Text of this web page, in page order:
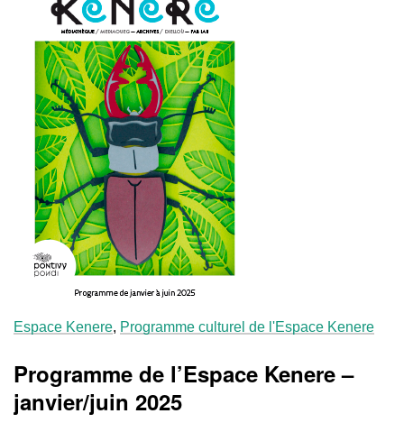
Espace Kenere, Programme culturel de l'Espace Kenere
Programme de l’Espace Kenere –
janvier/juin 2025